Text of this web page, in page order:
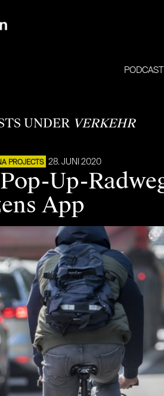
PODCAST
UNDER VERKEHR
PROJECTS 28. JUNI 2020
Up-
App